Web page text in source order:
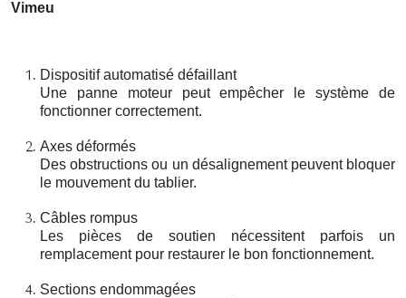
Vimeu
Dispositif automatisé défaillant
Une panne moteur peut empêcher le système de
fonctionner correctement.
Axes déformés
Des obstructions ou un désalignement peuvent bloquer
le mouvement du tablier.
Câbles rompus
Les pièces de soutien nécessitent parfois un
remplacement pour restaurer le bon fonctionnement.
Sections endommagées